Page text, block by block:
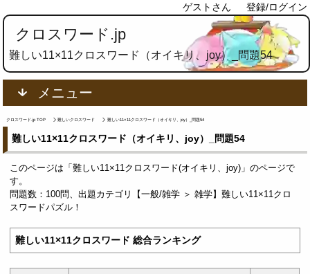
ゲストさん 登録/ログイン
クロスワード.jp
難しい11×11クロスワード（オイキリ、joy）_問題54
メニュー
クロスワード.jp TOP 難しいクロスワード 難しい11×11クロスワード（オイキリ、joy）_問題54
難しい11×11クロスワード（オイキリ、joy）_問題54
このページは「難しい11×11クロスワード(オイキリ、joy)」のページで
す。
問題数：100問、出題カテゴリ【一般/雑学 ＞ 雑学】難しい11×11クロ
スワードパズル！
難しい11×11クロスワード 総合ランキング